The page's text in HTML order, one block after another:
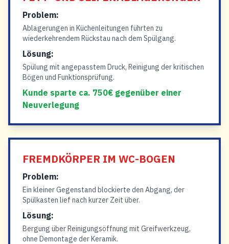
Problem:
Ablagerungen in Küchenleitungen führten zu
wiederkehrendem Rückstau nach dem Spülgang.
Lösung:
Spülung mit angepasstem Druck, Reinigung der kritischen
Bögen und Funktionsprüfung.
Kunde sparte ca. 750€ gegenüber einer
Neuverlegung
FREMDKÖRPER IM WC-BOGEN
Problem:
Ein kleiner Gegenstand blockierte den Abgang, der
Spülkasten lief nach kurzer Zeit über.
Lösung:
Bergung über Reinigungsöffnung mit Greifwerkzeug,
ohne Demontage der Keramik.